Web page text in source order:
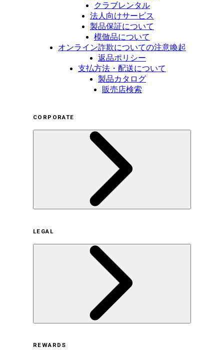
クラブレンタル
法人向けサービス
製品保証について
模倣品について
オンライン詐欺についての注意喚起
返品ポリシー
支払方法・配送について
製品カタログ
販売店検索
CORPORATE
サステナビリティの取り組み（日本）
サステナビリティの取り組み（米国/英語）
ヒストリー
採用情報
LEGAL
REWARDS